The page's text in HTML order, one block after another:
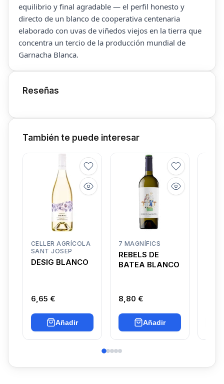
equilibrio y final agradable — el perfil honesto y
directo de un blanco de cooperativa centenaria
elaborado con uvas de viñedos viejos en la tierra que
concentra un tercio de la producción mundial de
Garnacha Blanca.
Reseñas
También te puede interesar
CELLER AGRÍCOLA
SANT JOSEP
DESIG BLANCO
6,65 €
Añadir
7 MAGNÍFICS
REBELS DE
BATEA BLANCO
8,80 €
Añadir